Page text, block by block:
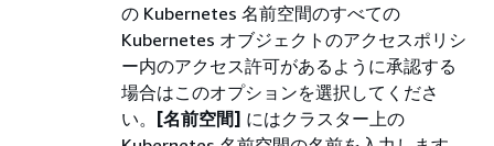
の Kubernetes 名前空間のすべての
Kubernetes オブジェクトのアクセスポリシ
ー内のアクセス許可があるように承認する
場合はこのオプションを選択してくださ
い。 [名前空間] にはクラスター上の